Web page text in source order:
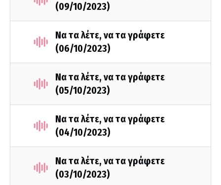
(09/10/2023)
Να τα λέτε, να τα γράφετε
(06/10/2023)
Να τα λέτε, να τα γράφετε
(05/10/2023)
Να τα λέτε, να τα γράφετε
(04/10/2023)
Να τα λέτε, να τα γράφετε
(03/10/2023)